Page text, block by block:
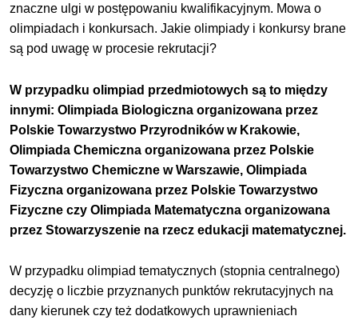
znaczne ulgi w postępowaniu kwalifikacyjnym. Mowa o
olimpiadach i konkursach. Jakie olimpiady i konkursy brane
są pod uwagę w procesie rekrutacji?
W przypadku olimpiad przedmiotowych są to między
innymi: Olimpiada Biologiczna organizowana przez
Polskie Towarzystwo Przyrodników w Krakowie,
Olimpiada Chemiczna organizowana przez Polskie
Towarzystwo Chemiczne w Warszawie, Olimpiada
Fizyczna organizowana przez Polskie Towarzystwo
Fizyczne czy Olimpiada Matematyczna organizowana
przez Stowarzyszenie na rzecz edukacji matematycznej.
W przypadku olimpiad tematycznych (stopnia centralnego)
decyzję o liczbie przyznanych punktów rekrutacyjnych na
dany kierunek czy też dodatkowych uprawnieniach